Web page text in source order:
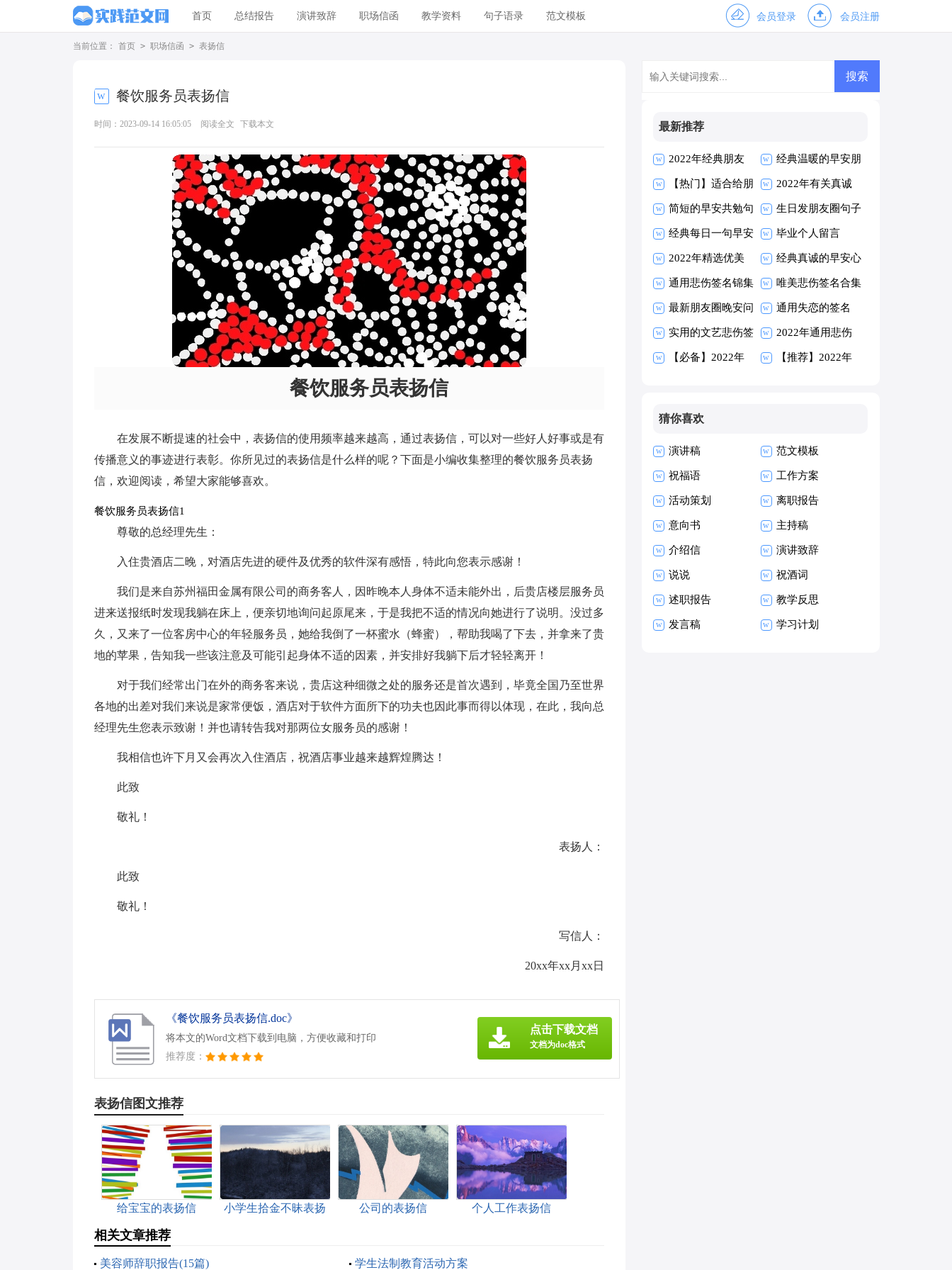
首页 总结报告 演讲致辞 职场信函 教学资料 句子语录 范文模板 会员登录 会员注册
当前位置： 首页 > 职场信函 > 表扬信
餐饮服务员表扬信
时间：2023-09-14 16:05:05 阅读全文 下载本文
餐饮服务员表扬信
在发展不断提速的社会中，表扬信的使用频率越来越高，通过表扬信，可以对一些好人好事或是有
传播意义的事迹进行表彰。你所见过的表扬信是什么样的呢？下面是小编收集整理的餐饮服务员表扬
信，欢迎阅读，希望大家能够喜欢。
餐饮服务员表扬信1
尊敬的总经理先生：
入住贵酒店二晚，对酒店先进的硬件及优秀的软件深有感悟，特此向您表示感谢！
我们是来自苏州福田金属有限公司的商务客人，因昨晚本人身体不适未能外出，后贵店楼层服务员
进来送报纸时发现我躺在床上，便亲切地询问起原尾来，于是我把不适的情况向她进行了说明。没过多
久，又来了一位客房中心的年轻服务员，她给我倒了一杯蜜水（蜂蜜），帮助我喝了下去，并拿来了贵
地的苹果，告知我一些该注意及可能引起身体不适的因素，并安排好我躺下后才轻轻离开！
对于我们经常出门在外的商务客来说，贵店这种细微之处的服务还是首次遇到，毕竟全国乃至世界
各地的出差对我们来说是家常便饭，酒店对于软件方面所下的功夫也因此事而得以体现，在此，我向总
经理先生您表示致谢！并也请转告我对那两位女服务员的感谢！
我相信也许下月又会再次入住酒店，祝酒店事业越来越辉煌腾达！
此致
敬礼！
表扬人：
此致
敬礼！
写信人：
20xx年xx月xx日
《餐饮服务员表扬信.doc》
将本文的Word文档下载到电脑，方便收藏和打印
推荐度：
点击下载文档
文档为doc格式
表扬信图文推荐
给宝宝的表扬信
小学生拾金不昧表扬
公司的表扬信 个人工作表扬信
相关文章推荐
美容师辞职报告(15篇) 学生法制教育活动方案
最新推荐
2022年经典朋友
早安朋友圈问候语
30条
经典温暖的早安朋
友圈问候语26条
【热门】适合给朋
友的早安朋友圈问
候语摘录63句
2022年有关真诚
的早安心语朋友圈
摘录33句
简短的早安共勉句
子朋友圈摘录40
条
生日发朋友圈句子
经典每日一句早安
朋友圈问候语汇编
54句
毕业个人留言
2022年精选优美
的早安朋友圈问候
语摘录53句
经典真诚的早安心
语朋友圈17条
通用悲伤签名锦集
100条
唯美悲伤签名合集
60条
最新朋友圈晚安问
候语汇总145句
通用失恋的签名
95句
实用的文艺悲伤签
名汇编86条
2022年通用悲伤
的签名汇编80条
【必备】2022年 【推荐】2022年
猜你喜欢
演讲稿 范文模板
祝福语 工作方案
活动策划 离职报告
意向书 主持稿
介绍信 演讲致辞
说说 祝酒词
述职报告 教学反思
发言稿 学习计划